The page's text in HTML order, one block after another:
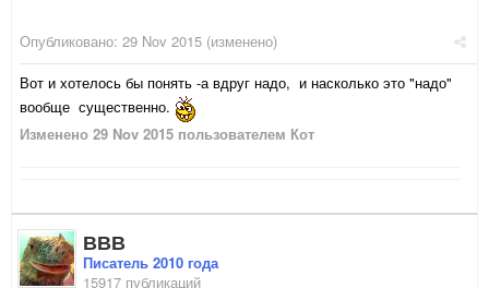
Опубликовано: 29 Nov 2015 (изменено)
Вот и хотелось бы понять -а вдруг надо, и насколько это "надо"
вообще существенно.
Изменено 29 Nov 2015 пользователем Кот
ВВВ
Писатель 2010 года
15917 публикаций